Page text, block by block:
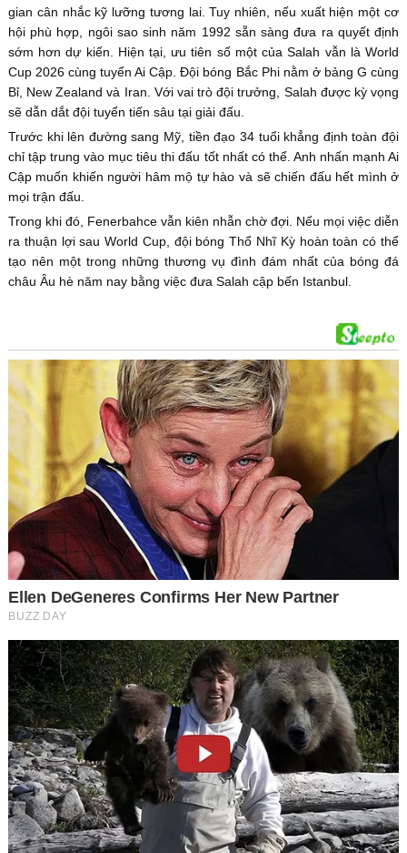
gian cân nhắc kỹ lưỡng tương lai. Tuy nhiên, nếu xuất hiện một cơ
hội phù hợp, ngôi sao sinh năm 1992 sẵn sàng đưa ra quyết định
sớm hơn dự kiến. Hiện tại, ưu tiên số một của Salah vẫn là World
Cup 2026 cùng tuyển Ai Cập. Đội bóng Bắc Phi nằm ở bảng G cùng
Bỉ, New Zealand và Iran. Với vai trò đội trưởng, Salah được kỳ vọng
sẽ dẫn dắt đội tuyển tiến sâu tại giải đấu.
Trước khi lên đường sang Mỹ, tiền đạo 34 tuổi khẳng định toàn đội
chỉ tập trung vào mục tiêu thi đấu tốt nhất có thể. Anh nhấn mạnh Ai
Cập muốn khiến người hâm mộ tự hào và sẽ chiến đấu hết mình ở
mọi trận đấu.
Trong khi đó, Fenerbahce vẫn kiên nhẫn chờ đợi. Nếu mọi việc diễn
ra thuận lợi sau World Cup, đội bóng Thổ Nhĩ Kỳ hoàn toàn có thể
tạo nên một trong những thương vụ đình đám nhất của bóng đá
châu Âu hè năm nay bằng việc đưa Salah cập bến Istanbul.